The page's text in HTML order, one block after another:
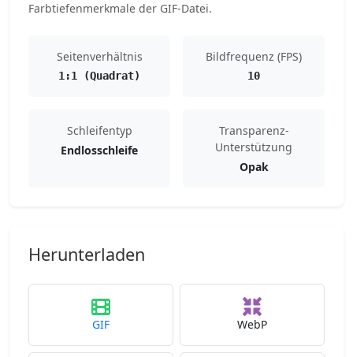
Farbtiefenmerkmale der GIF-Datei.
Seitenverhältnis
1:1 (Quadrat)
Bildfrequenz (FPS)
10
Schleifentyp
Endlosschleife
Transparenz-
Unterstützung
Opak
Herunterladen
GIF WebP